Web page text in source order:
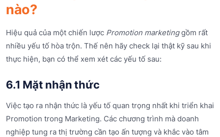
nào?
Hiệu quả của một chiến lược Promotion marketinggồm rất
nhiều yếu tố hòa trộn. Thế nên hãy check lại thật kỹ sau khi
thực hiện, bạn có thể xem xét các yếu tố sau:
6.1 Mặt nhận thức
Việc tạo ra nhận thức là yếu tố quan trọng nhất khi triển khai
Promotion trong Marketing. Các chương trình mà doanh
nghiệp tung ra thị trường cần tạo ấn tượng và khắc vào tâm